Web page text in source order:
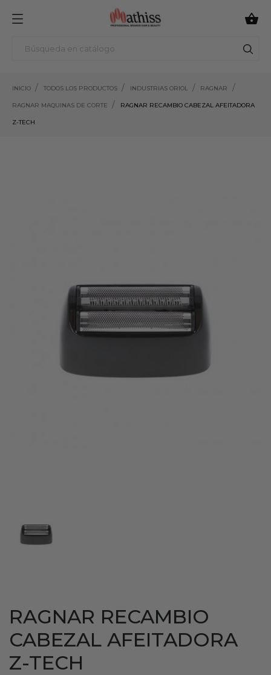

INICIO TODOS LOS PRODUCTOS INDUSTRIAS ORIOL RAGNAR
RAGNAR MAQUINAS DE CORTE RAGNAR RECAMBIO CABEZAL AFEITADORA
Z-TECH
RAGNAR RECAMBIO
CABEZAL AFEITADORA
Z-TECH